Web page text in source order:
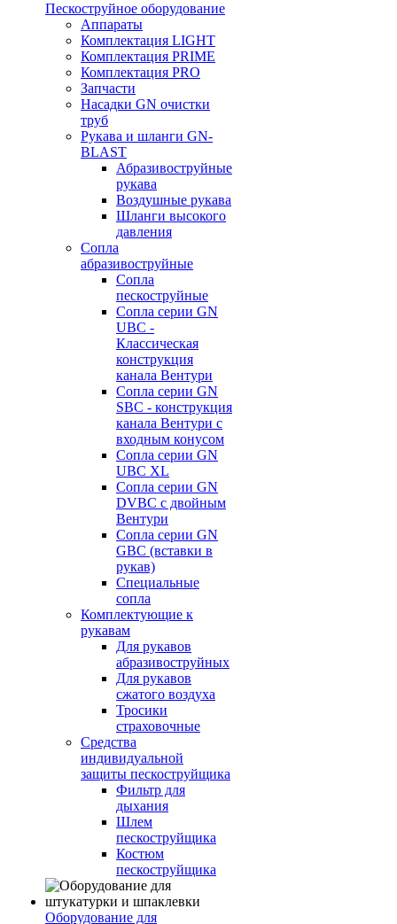
Пескоструйное оборудование
Аппараты
Комплектация LIGHT
Комплектация PRIME
Комплектация PRO
Запчасти
Насадки GN очистки
труб
Рукава и шланги GN-
BLAST
Абразивоструйные
рукава
Воздушные рукава
Шланги высокого
давления
Сопла
абразивоструйные
Сопла
пескоструйные
Сопла серии GN
UBC -
Классическая
конструкция
канала Вентури
Сопла серии GN
SBC - конструкция
канала Вентури c
входным конусом
Сопла серии GN
UBC XL
Сопла серии GN
DVBC с двойным
Вентури
Сопла серии GN
GBC (вставки в
рукав)
Специальные
сопла
Комплектующие к
рукавам
Для рукавов
абразивоструйных
Для рукавов
сжатого воздуха
Тросики
страховочные
Средства
индивидуальной
защиты пескоструйщика
Фильтр для
дыхания
Шлем
пескоструйщика
Костюм
пескоструйщика
Оборудование для